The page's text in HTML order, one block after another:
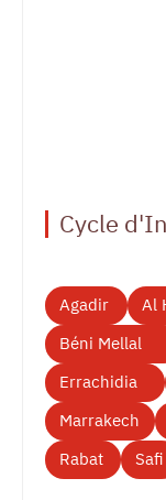
Cycle
Agadir Al
Béni Mellal
Errachidia
Marrakech
Rabat
Safi